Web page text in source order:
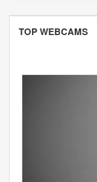
TOP WEBCAMS